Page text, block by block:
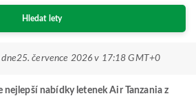
Hledat lety
25. července 2026 v 17:18 GMT+0
nejlepší nabídky letenek Air Tanzania z